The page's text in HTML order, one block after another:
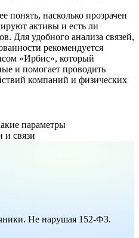
понять, насколько прозрачен
активы и есть ли
Для удобного анализа связей,
рекомендуется
«Ирбис», который
и помогает проводить
компаний и физических
параметры
и связи
Не нарушая 152-ФЗ.